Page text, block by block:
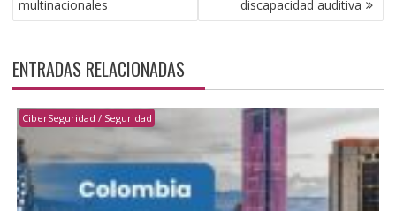
multinacionales discapacidad auditiva
ENTRADAS RELACIONADAS
CiberSeguridad / Seguridad